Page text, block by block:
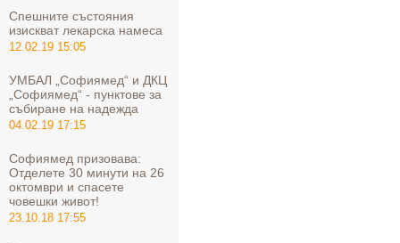
Спешните състояния
изискват лекарска намеса
12.02.19 15:05
УМБАЛ „Софиямед“ и ДКЦ
„Софиямед“ - пунктове за
събиране на надежда
04.02.19 17:15
Софиямед призовава:
Отделете 30 минути на 26
октомври и спасете
човешки живот!
23.10.18 17:55